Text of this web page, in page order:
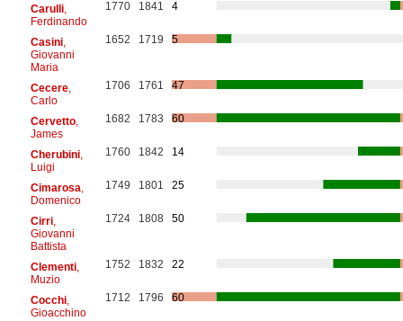
Carulli,
Ferdinando
1770 1841 4
Casini,
Giovanni
Maria
1652 1719 5
Cecere,
Carlo
1706 1761 47
Cervetto,
James
1682 1783 60
Cherubini,
Luigi
1760 1842 14
Cimarosa
Domenico
1749 1801 25
Cirri,
Giovanni
Battista
1724 1808 50
Clementi,
Muzio
1752 1832 22
Cocchi,
Gioacchino
1712 1796 60